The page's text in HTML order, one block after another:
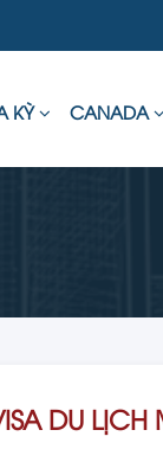
KỲ CANADA
DU LỊCH